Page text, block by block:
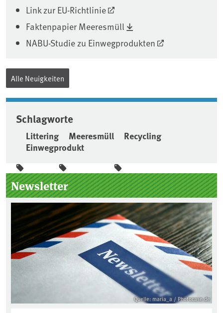
Link zur EU-Richtlinie
Faktenpapier Meeresmüll
NABU-Studie zu Einwegprodukten
Alle Neuigkeiten
Schlagworte
Littering Meeresmüll
Recycling
Einwegprodukt
Seitenleiste
Newsletter
Quelle: maria_a / Photocase.de